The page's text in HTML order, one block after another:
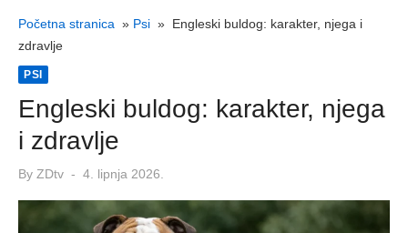
Početna stranica » Psi » Engleski buldog: karakter, njega i
zdravlje
PSI
Engleski buldog: karakter, njega
i zdravlje
By ZDtv
Posted
4. lipnja 2026.